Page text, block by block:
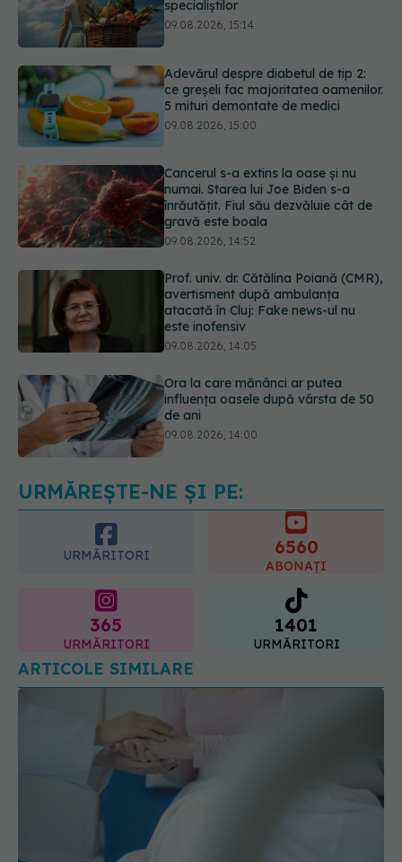
Adevărul despre diabetul de tip 2:
ce greșeli fac majoritatea oamenilor.
Cancerul s-a extins la oase și nu
numai. Starea lui Joe Biden s-a
09.08.2026, 14:52
Prof. univ. dr. Cătălina Poiană (CMR),
avertisment după ambulanța
atacată în Cluj: Fake news-ul nu
09.08.2026, 14:05
Ora la care mănânci ar putea
influența oasele după vârsta de 50
de ani
Cum alegem alimentele pe timp de
caniculă. Recomandările
URMĂREȘTE-NE ȘI PE:
URMĂRITORI 6560
ABONAȚI
365
URMĂRITORI
1401
URMĂRITORI
ARTICOLE SIMILARE